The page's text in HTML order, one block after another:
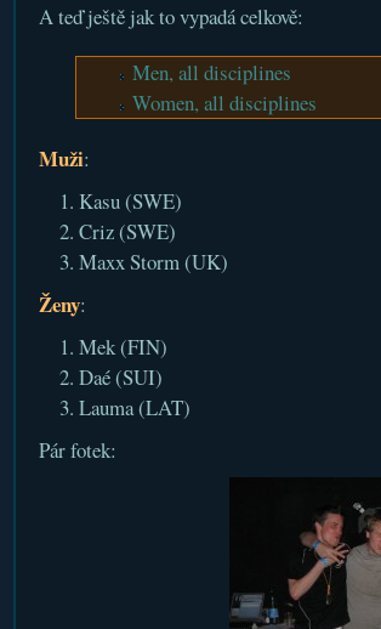
A teď ještě jak to vypadá celkově:
Men, all disciplines
Women, all disciplines
Muži:
Kasu (SWE)
Criz (SWE)
Maxx Storm (UK)
Ženy:
Mek (FIN)
Daé (SUI)
Lauma (LAT)
Pár fotek: